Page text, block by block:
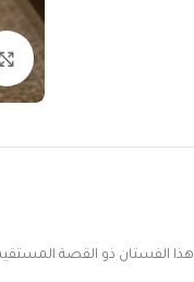
هذا الفستان ذو القصة